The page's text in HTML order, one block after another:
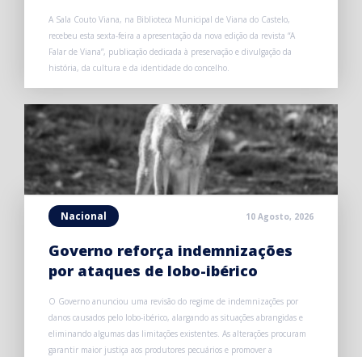
A Sala Couto Viana, na Biblioteca Municipal de Viana do Castelo,
recebeu esta sexta-feira a apresentação da nova edição da revista “A
Falar de Viana”, publicação dedicada à preservação e divulgação da
história, da cultura e da identidade do concelho.
Nacional 10 Agosto, 2026
Governo reforça indemnizações
por ataques de lobo-ibérico
O Governo anunciou uma revisão do regime de indemnizações por
danos causados pelo lobo-ibérico, alargando as situações abrangidas e
eliminando algumas das limitações existentes. As alterações procuram
garantir maior justiça aos produtores pecuários e promover a